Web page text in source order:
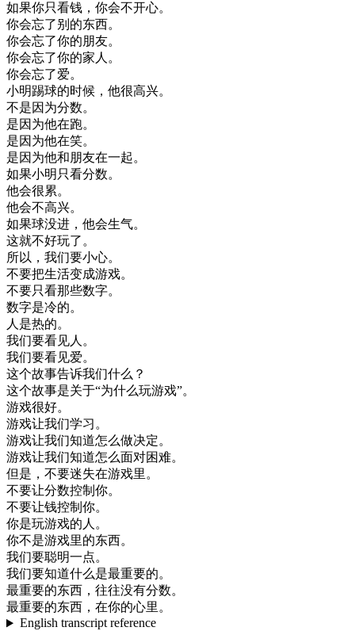
如果你只看钱 ， 你会不开心。
你会忘了别的东西。
你会忘了你的朋友。
你会忘了你的家人。
你会忘了爱。
小明踢球的时候 ， 他很高兴。
不是因为分数。
是因为他在跑。
是因为他在笑。
是因为他和朋友在一起。
如果小明 只看分数。
他会很累。
他会不高兴。
如果球没进 ， 他会生气。
这就不好玩了。
所以 ， 我们要小心。
不要把生活变成游戏。
不要只看那些数字。
数字是冷的。
人是热的。
我们要看见人。
我们要看见爱。
这个故事告诉我们什么 ？
这个故事是关于“为什么玩游戏”。
游戏很好。
游戏让我们学习。
游戏让我们知道怎么做决定。
游戏让我们知道怎么面对困难。
但是 ， 不要迷失在游戏里。
不要让分数控制 你。
不要让钱控制 你。
你是玩游戏的人。
你不是游戏里的东西。
我们要聪明一点。
我们要知道什么是最重要的。
最重要的东西 ， 往往没有分数。
最重要的东西 ， 在你的心里。
English transcript reference